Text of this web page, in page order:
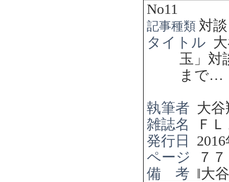
No11
記事種類 対談
タイトル
玉」
まで…
執筆者 大
雑誌名
Ｆ
発行日
2016
ページ
７
備 考 ‖大